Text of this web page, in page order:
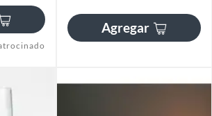
Agregar